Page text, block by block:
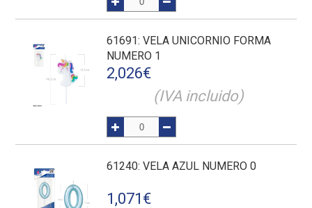
61691: VELA UNICORNIO FORMA
NUMERO 1
2,026€
(IVA incluido)
61240: VELA AZUL NUMERO 0
1,071 €